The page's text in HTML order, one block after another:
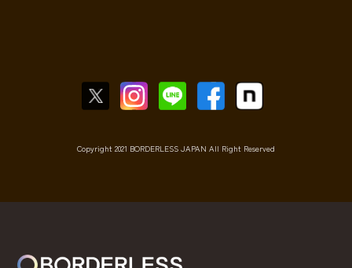
Copyright 2021 BORDERLESS JAPAN All Right Reserved